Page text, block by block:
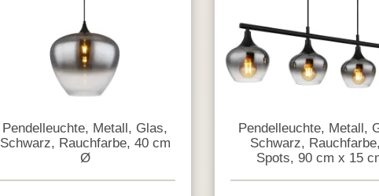
Pendelleuchte, Metall, Glas,
Schwarz, Rauchfarbe, 40 cm
Ø
Pendelleuchte, Metall,
Schwarz,
Spots, 90 cm x 15